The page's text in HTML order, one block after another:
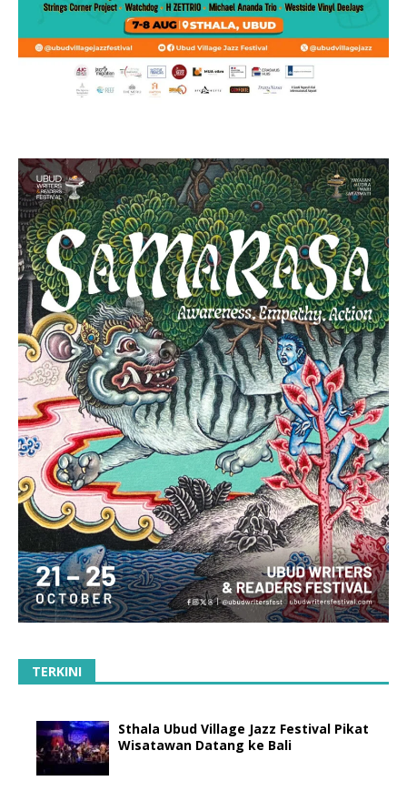
TERKINI
Sthala Ubud Village Jazz Festival Pikat
Wisatawan Datang ke Bali